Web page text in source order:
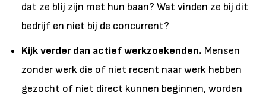
dat ze blij zijn met hun baan? Wat vinden ze bij dit
bedrijf en niet bij de concurrent?
Kijk verder dan actief werkzoekenden. Mensen
zonder werk die of niet recent naar werk hebben
gezocht of niet direct kunnen beginnen, worden